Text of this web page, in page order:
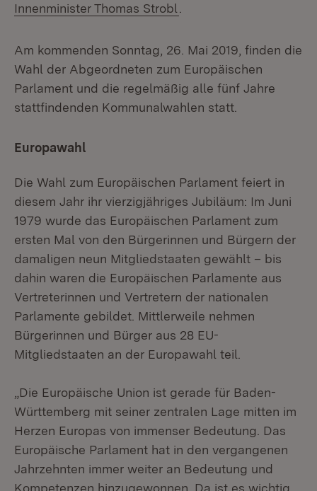
Innenminister Thomas Strobl
Am kommenden Sonntag, 26. Mai 2019, finden die
Wahl der Abgeordneten zum Europäischen
Parlament und die regelmäßig alle fünf Jahre
stattfindenden Kommunalwahlen statt.
Europawahl
Die Wahl zum Europäischen Parlament feiert in
diesem Jahr ihr vierzigjähriges Jubiläum: Im Juni
1979 wurde das Europäischen Parlament zum
ersten Mal von den Bürgerinnen und Bürgern der
damaligen neun Mitgliedstaaten gewählt – bis
dahin waren die Europäischen Parlamente aus
Vertreterinnen und Vertretern der nationalen
Parlamente gebildet. Mittlerweile nehmen
Bürgerinnen und Bürger aus 28 EU-
Mitgliedstaaten an der Europawahl teil.
„Die Europäische Union ist gerade für Baden-
Württemberg mit seiner zentralen Lage mitten im
Herzen Europas von immenser Bedeutung. Das
Europäische Parlament hat in den vergangenen
Jahrzehnten immer weiter an Bedeutung und
Kompetenzen hinzugewonnen. Da ist es wichtig,